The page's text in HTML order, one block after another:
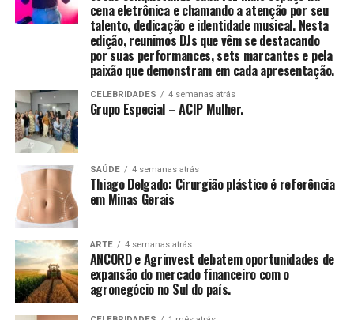
Uma vez que o de-qi é observado, técnicas podem ser
utilizadas para “influenciar” o de-qi: por exemplo,
através de certa manipulação, o de-qi pode,
supostamente, ser transferido do local da agulha para
locais mais distantes do corpo. Outras técnicas
objetivam “tonificar” (chinês: 补; pinyin: bǔ) ou “sedar”
(chinês: 泄; pinyin: xiè) o qi.
As primeiras técnicas são usadas em padrões de
deficiência, as últimas em padrões de excesso de energia.
[61] O de-qi é mais importante na acupuntura chinesa,
enquanto os pacientes ocidentais e japoneses podem
não considerá-lo uma parte necessária do tratamento.
[52]
merece atenção precoce”, afirma o Dr. Aragão.
A hérnia de disco ocorre quando um dos discos
intervertebrais — estruturas que funcionam como
amortecedores entre as vértebras — se desloca ou se
rompe, comprimindo nervos ou mesmo a medula
espinhal, estrutura que transmite sinais do cérebro para
o corpo. O impacto pode ser devastador para funções
motoras e sensoriais.
Um dos sinais mais preocupantes, segundo o
especialista, é a dor que se irradia do pescoço pelo
ombro em direção ao braço, frequentemente
acompanhada de formigamento ou fraqueza. “Essa
irradiação ocorre porque o disco herniado
comprime os nervos responsáveis pela força e
sensibilidade dos membros superiores. Quanto mais
cena eletrônica e chamando a atenção por seu
talento, dedicação e identidade musical. Nesta
edição, reunimos DJs que vêm se destacando
por suas performances, sets marcantes e pela
paixão que demonstram em cada apresentação.
CELEBRIDADES 4 semanas atrás
Grupo Especial – ACIP Mulher.
SAÚDE 4 semanas atrás
Thiago Delgado: Cirurgião plástico é referência
em Minas Gerais
ARTE 4 semanas atrás
ANCORD e Agrinvest debatem oportunidades de
expansão do mercado financeiro com o
agronegócio no Sul do país.